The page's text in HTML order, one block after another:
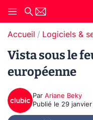
Accueil Logiciels &
Vista sous le
européenne
Par Ariane Beky
Publié le 29 janvier